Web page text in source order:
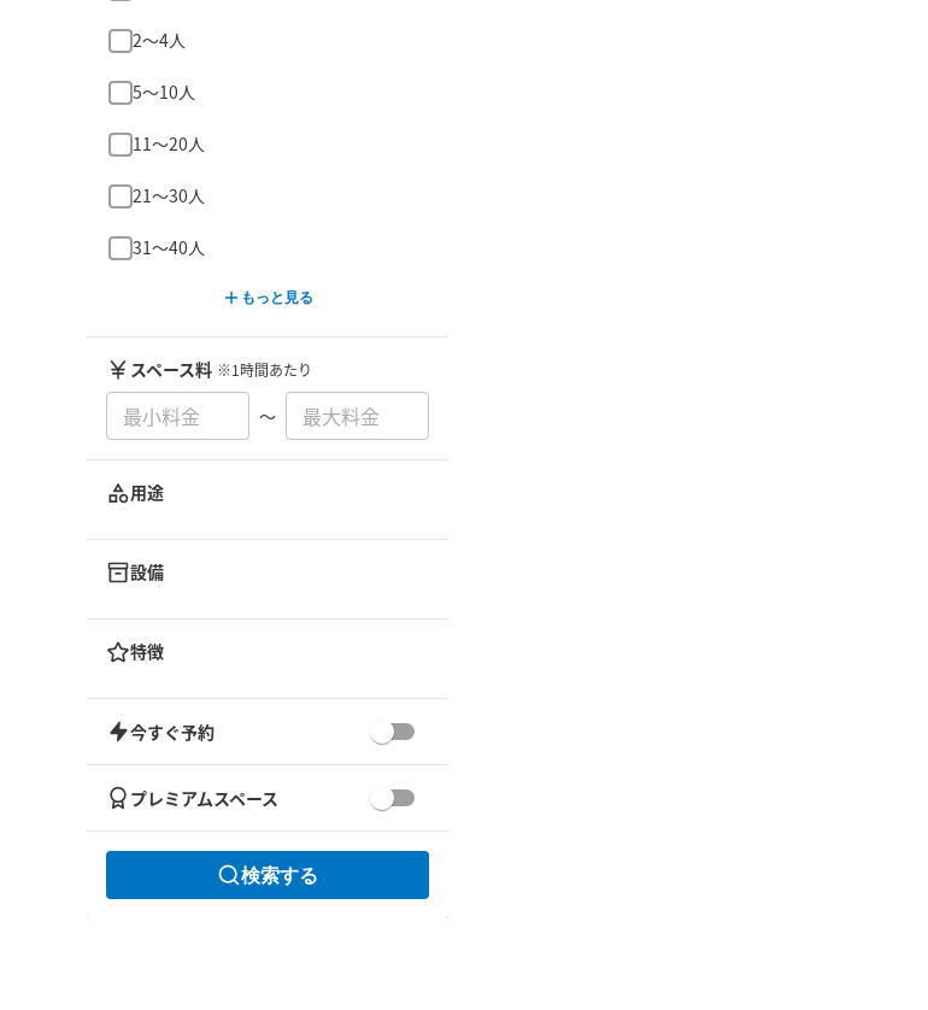
2〜4人
5〜10人
11〜20人
21〜30人
31〜40人
もっと見る
スペース料 ※1時間あたり
〜
用途
設備
特徴
今すぐ予約
プレミアムスペース
検索する